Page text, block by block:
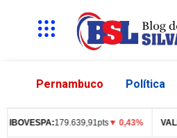
Pernambuco Política
179.639,91pts▼ 0,43% VALE3: